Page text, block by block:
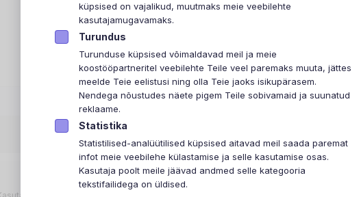
C&C
Kes me oleme
Tule meile tööle
Teenused
Kindlustus
küpsised on vajalikud, muutmaks meie veebilehte
kasutajamugavamaks.
Turundus
Turunduse küpsised võimaldavad meil ja meie
koostööpartneritel veebilehte Teile veel paremaks muuta, jättes
meelde Teie eelistusi ning olla Teie jaoks isikupärasem.
Nendega nõustudes näete pigem Teile sobivamaid ja suunatud
reklaame.
Statistika
Statistilised-analüütilised küpsised aitavad meil saada paremat
infot meie veebilehe külastamise ja selle kasutamise osas.
Kasutaja poolt meile jäävad andmed selle kategooria
tekstifailidega on üldised.